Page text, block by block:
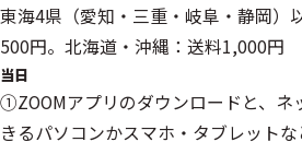
東海4県（愛知・三重・岐阜・静岡）
500円。北海道・沖縄：送料1,000円
当日
①ZOOMアプリのダウンロードと、ネ
きるパソコンかスマホ・タブレットな